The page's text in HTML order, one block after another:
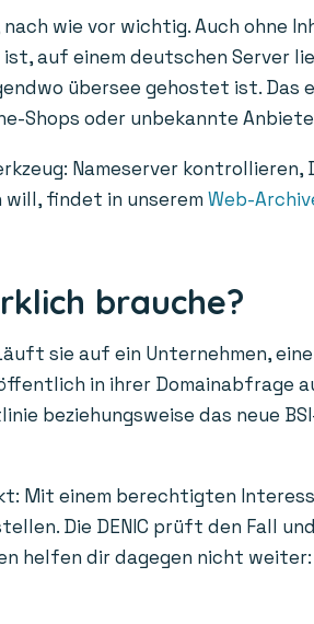
wie vor wichtig. Auch ohne
auf einem deutschen Server
übersee gehostet ist.
Shops oder unbekannte
Nameserver
findet in unserem Web-
brauche?
sie auf ein Unternehmen,
in ihrer Domainabfrage
beziehungsweise das neue
Mit einem berechtigten
Die DENIC prüft den Fall
helfen dir dagegen nicht